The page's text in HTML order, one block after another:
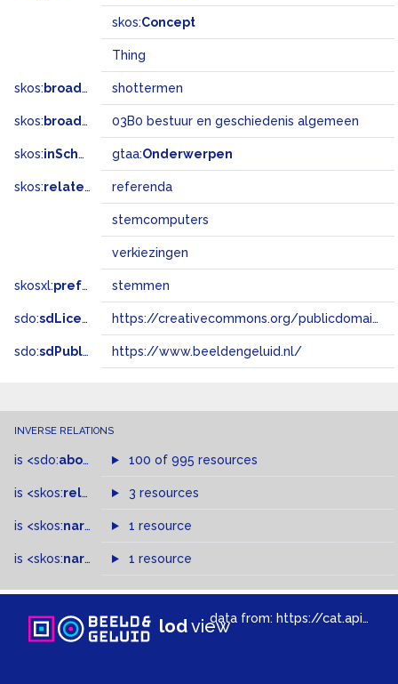
skos:Concept
Thing
skos: broader shottermen
skos: broadMatch 03B0 bestuur en geschiedenis algemeen
skos:inScheme gtaa:Onderwerpen
skos:related referenda
stemcomputers
verkiezingen
skosxl:prefLabel stemmen
sdo:sdLicense https://creativecommons.org/publicdomain/zero/1.0/
sdo:sdPublisher https://www.beeldengeluid.nl/
INVERSE RELATIONS
is <sdo:about of 100 of 995 resources
is <skos:related > of3 resources
is <skos:narrowMatch >of
1 resource
is <skos:narrower >of
1 resource
lodviewdata from: https://cat.apis.beeldengeluid.nl/sparql